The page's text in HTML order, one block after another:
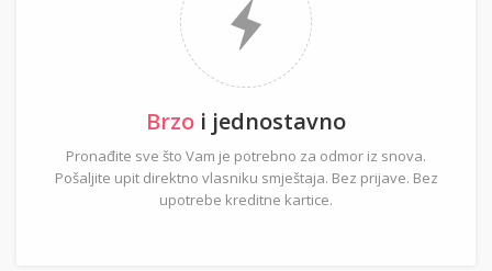
Brzo i jednostavno
Pronađite sve što Vam je potrebno za odmor iz snova.
Pošaljite upit direktno vlasniku smještaja. Bez prijave. Bez
upotrebe kreditne kartice.